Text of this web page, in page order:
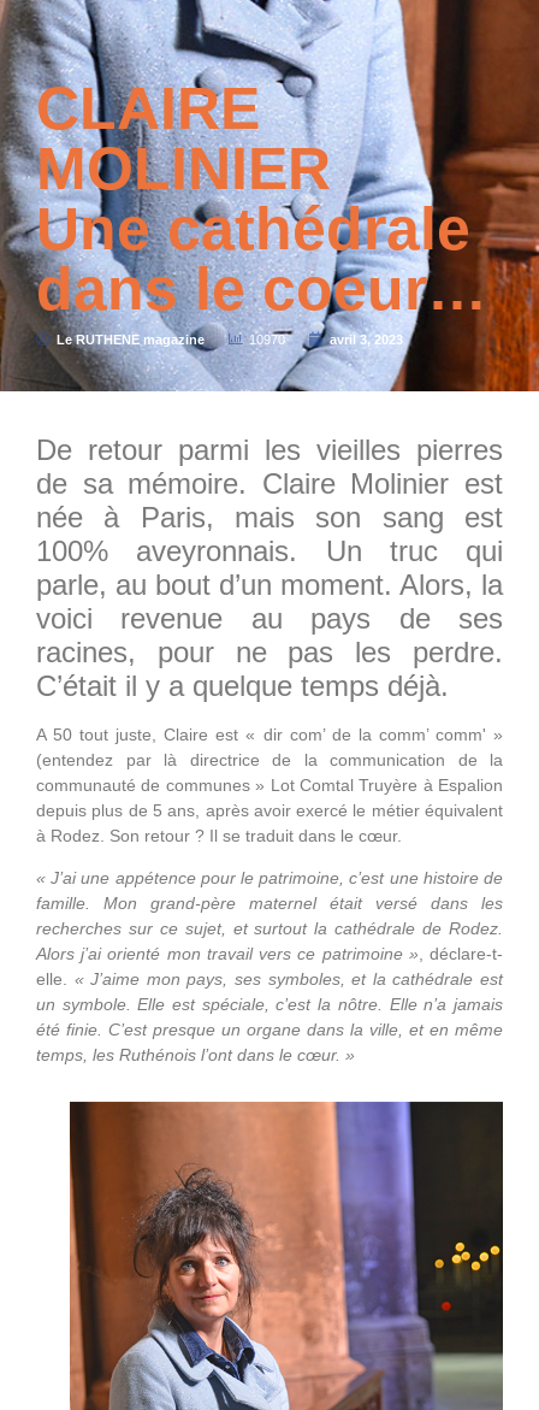
CLAIRE
MOLINIER
Une cathédrale
dans le coeur…
Le RUTHENE magazine 10970 avril 3, 2023
De retour parmi les vieilles pierres
de sa mémoire. Claire Molinier est
née à Paris, mais son sang est
100% aveyronnais. Un truc qui
parle, au bout d’un moment. Alors, la
voici revenue au pays de ses
racines, pour ne pas les perdre.
C’était il y a quelque temps déjà.
A 50 tout juste, Claire est « dir com’ de la comm’ comm' »
(entendez par là directrice de la communication de la
communauté de communes » Lot Comtal Truyère à Espalion
depuis plus de 5 ans, après avoir exercé le métier équivalent
à Rodez. Son retour ? Il se traduit dans le cœur.
« J’ai une appétence pour le patrimoine, c’est une histoire de
famille. Mon grand-père maternel était versé dans les
recherches sur ce sujet, et surtout la cathédrale de Rodez.
Alors j’ai orienté mon travail vers ce patrimoine » , déclare-t-
elle. « J’aime mon pays, ses symboles, et la cathédrale est
un symbole. Elle est spéciale, c’est la nôtre. Elle n’a jamais
été finie. C’est presque un organe dans la ville, et en même
temps, les Ruthénois l’ont dans le cœur. »